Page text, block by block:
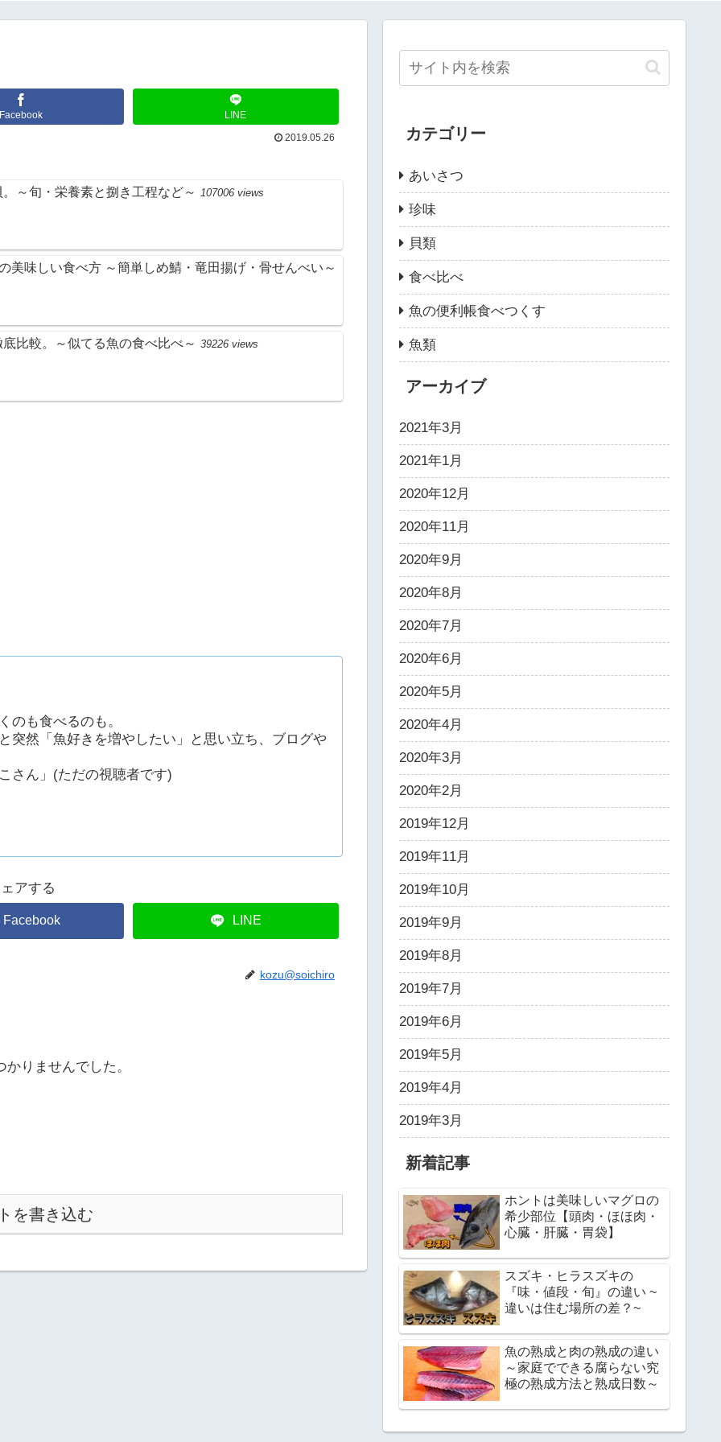
LINE
2019.05.26
～旬・栄養素と捌き工程など～ 107006 views
美味しい食べ方 ～簡単しめ鯖・竜田揚げ・骨せんべい～
比較。～似てる魚の食べ比べ～ 39226 views
のも食べるのも。
突然「魚好きを増やしたい」と思い立ち、ブログや
さん」(ただの視聴者です)
アする
Facebook LINE
kozu@soichiro
りませんでした。
を書き込む
カテゴリー
あいさつ
珍味
貝類
食べ比べ
魚の便利帳食べつくす
魚類
アーカイブ
2021年3月
2021年1月
2020年12月
2020年11月
2020年9月
2020年8月
2020年7月
2020年6月
2020年5月
2020年4月
2020年3月
2020年2月
2019年12月
2019年11月
2019年10月
2019年9月
2019年8月
2019年7月
2019年6月
2019年5月
2019年4月
2019年3月
新着記事
ホントは美味しいマグロの
希少部位【頭肉・ほほ肉・
心臓・肝臓・胃袋】
スズキ・ヒラスズキの
『味・値段・旬』の違い ~
違いは住む場所の差？~
魚の熟成と肉の熟成の違い
～家庭でできる腐らない究
極の熟成方法と熟成日数～